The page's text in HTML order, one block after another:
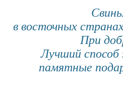
в восточных
При
Лучший способ
памятные